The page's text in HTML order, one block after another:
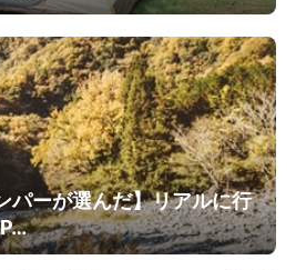
パーが選んだ】リアルに行